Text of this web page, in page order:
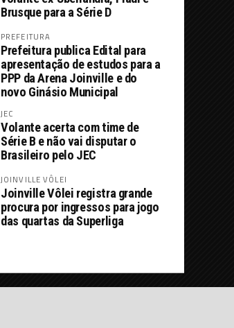
Brusque para a Série D
PREFEITURA
Prefeitura publica Edital para
apresentação de estudos para a
PPP da Arena Joinville e do
novo Ginásio Municipal
JEC
Volante acerta com time de
Série B e não vai disputar o
Brasileiro pelo JEC
JOINVILLE VÔLEI
Joinville Vôlei registra grande
procura por ingressos para jogo
das quartas da Superliga